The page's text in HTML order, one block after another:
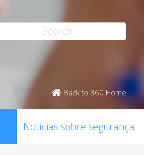
Back to 360 Home
Notícias sobre segurança